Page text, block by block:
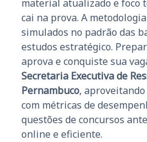
material atualizado e foco
cai na prova. A
simulados no padrão das
estudos estratégico.
aprova e conquiste sua
Secretaria Executiva de
Pernambuco,
com métricas de
questões de concursos
online e eficiente.